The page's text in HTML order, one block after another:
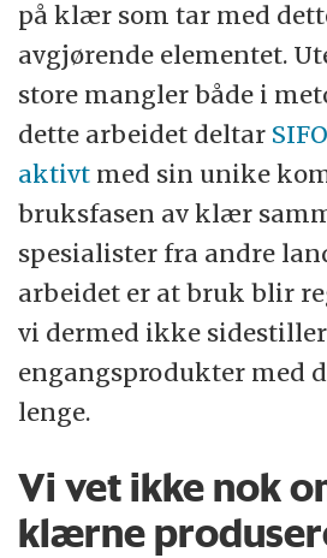
på klær som tar med
avgjørende elementet.
store mangler både i
dette arbeidet deltar
aktivt med sin unike
bruksfasen av klær
spesialister fra andre
arbeidet er at bruk blir
vi dermed ikke sidestiller
engangsprodukter med
lenge.
Vi vet ikke nok
klærne